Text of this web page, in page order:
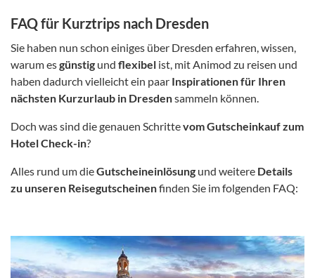
FAQ für Kurztrips nach Dresden
Sie haben nun schon einiges über Dresden erfahren, wissen,
warum esgünstig und flexibel ist, mit Animod zu reisen und
haben dadurch vielleicht ein paar Inspirationen für Ihren
nächsten Kurzurlaub in Dresdensammeln können.
Doch was sind die genauen Schrittevom Gutscheinkauf zum
Hotel Check-in?
Alles rund um dieGutscheineinlösung und weitere Details
zu unseren Reisegutscheinenfinden Sie im folgenden FAQ: